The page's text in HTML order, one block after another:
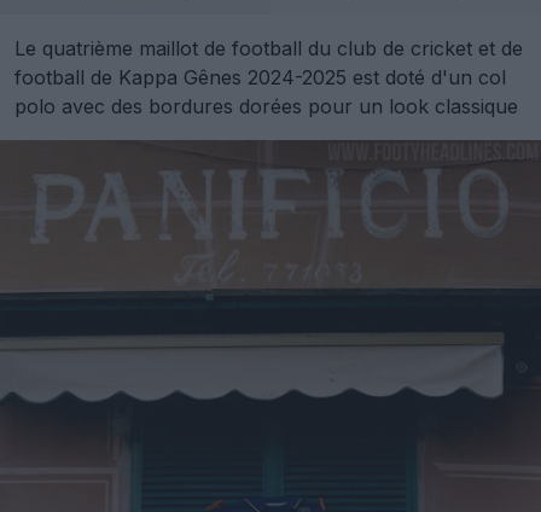
Le quatrième maillot de football du club de cricket et de
football de Kappa Gênes 2024-2025 est doté d'un col
polo avec des bordures dorées pour un look classique